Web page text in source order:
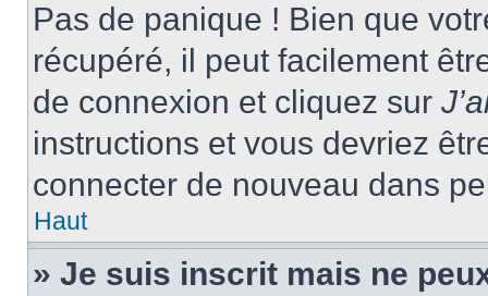
Pas de panique ! Bien que
récupéré, il peut facilement
de connexion et cliquez sur
instructions et vous devriez
connecter de nouveau dans
Haut
» Je suis inscrit mais ne